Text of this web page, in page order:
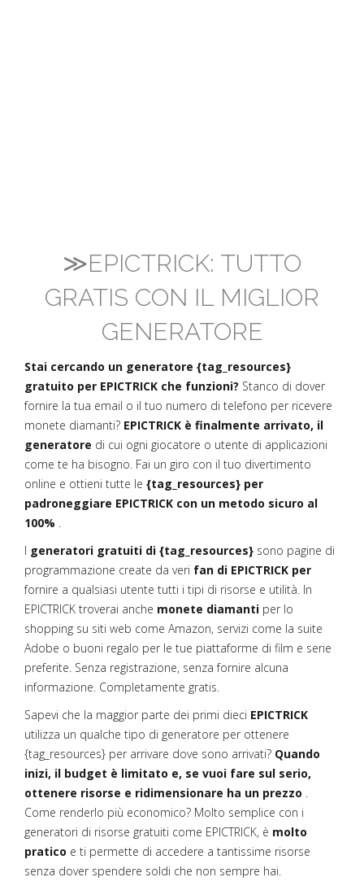
≫EPICTRICK: TUTTO
GRATIS CON IL MIGLIOR
GENERATORE
Stai cercando un generatore {tag_resources}
gratuito per EPICTRICK che funzioni? Stanco di dover
fornire la tua email o il tuo numero di telefono per ricevere
monete diamanti? EPICTRICK è finalmente arrivato, il
generatore di cui ogni giocatore o utente di applicazioni
come te ha bisogno. Fai un giro con il tuo divertimento
online e ottieni tutte le {tag_resources} per
padroneggiare EPICTRICK con un metodo sicuro al
100% .
I generatori gratuiti di {tag_resources} sono pagine di
programmazione create da veri fan di EPICTRICK per
fornire a qualsiasi utente tutti i tipi di risorse e utilità. In
EPICTRICK troverai anche monete diamanti per lo
shopping su siti web come Amazon, servizi come la suite
Adobe o buoni regalo per le tue piattaforme di film e serie
preferite. Senza registrazione, senza fornire alcuna
informazione. Completamente gratis.
Sapevi che la maggior parte dei primi dieci EPICTRICK
utilizza un qualche tipo di generatore per ottenere
{tag_resources} per arrivare dove sono arrivati? Quando
inizi, il budget è limitato e, se vuoi fare sul serio,
ottenere risorse e ridimensionare ha un prezzo .
Come renderlo più economico? Molto semplice con i
generatori di risorse gratuiti come EPICTRICK, è molto
pratico e ti permette di accedere a tantissime risorse
senza dover spendere soldi che non sempre hai.